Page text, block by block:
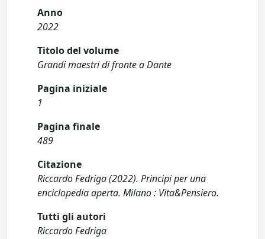
Anno
2022
Titolo del volume
Grandi maestri di fronte a Dante
Pagina iniziale
1
Pagina finale
489
Citazione
Riccardo Fedriga (2022). Principi per una
enciclopedia aperta. Milano : Vita&Pensiero.
Tutti gli autori
Riccardo Fedriga